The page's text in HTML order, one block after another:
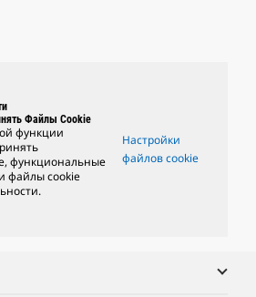
Файлы Cookie
функции
функциональные
файлы cookie
Настройки
файлов cookie